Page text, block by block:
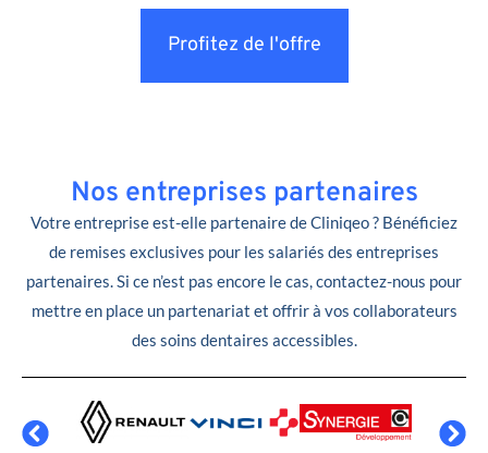
Profitez de l'offre
Nos entreprises partenaires
Votre entreprise est-elle partenaire de Cliniqeo ? Bénéficiez
de remises exclusives pour les salariés des entreprises
partenaires. Si ce n’est pas encore le cas, contactez-nous pour
mettre en place un partenariat et offrir à vos collaborateurs
des soins dentaires accessibles.